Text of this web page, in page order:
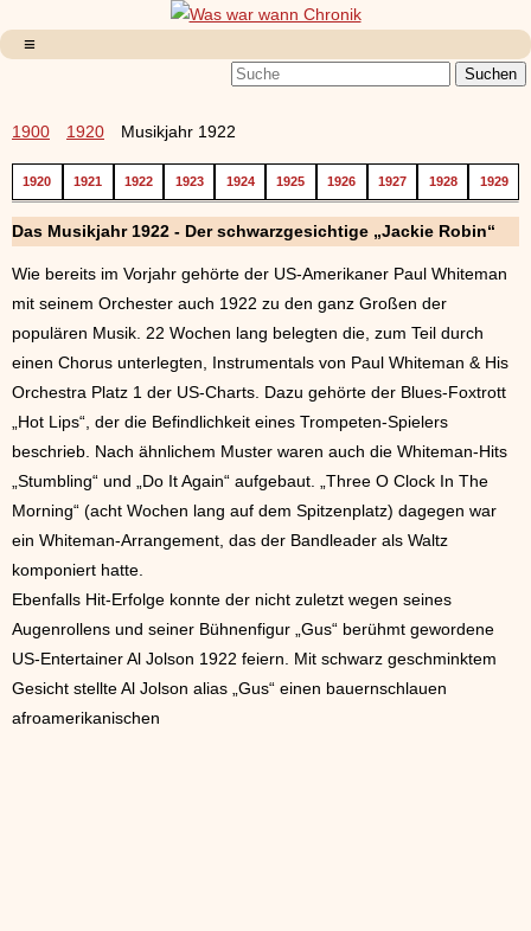
1900 1920 Musikjahr 1922
1920 1921 1922 1923 1924 1925 1926 1927 1928 1929
Das Musikjahr 1922 - Der schwarzgesichtige „Jackie Robin“
Wie bereits im Vorjahr gehörte der US-Amerikaner Paul Whiteman
mit seinem Orchester auch 1922 zu den ganz Großen der
populären Musik. 22 Wochen lang belegten die, zum Teil durch
einen Chorus unterlegten, Instrumentals von Paul Whiteman & His
Orchestra Platz 1 der US-Charts. Dazu gehörte der Blues-Foxtrott
„Hot Lips“, der die Befindlichkeit eines Trompeten-Spielers
beschrieb. Nach ähnlichem Muster waren auch die Whiteman-Hits
„Stumbling“ und „Do It Again“ aufgebaut. „Three O Clock In The
Morning“ (acht Wochen lang auf dem Spitzenplatz) dagegen war
ein Whiteman-Arrangement, das der Bandleader als Waltz
komponiert hatte.
Ebenfalls Hit-Erfolge konnte der nicht zuletzt wegen seines
Augenrollens und seiner Bühnenfigur „Gus“ berühmt gewordene
US-Entertainer Al Jolson 1922 feiern. Mit schwarz geschminktem
Gesicht stellte Al Jolson alias „Gus“ einen bauernschlauen
afroamerikanischen